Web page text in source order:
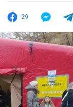
29